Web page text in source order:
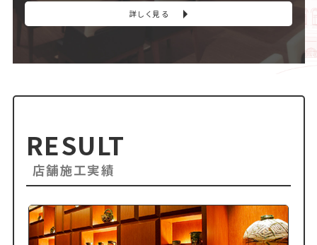
詳しく見る
RESULT
店舗施工実績